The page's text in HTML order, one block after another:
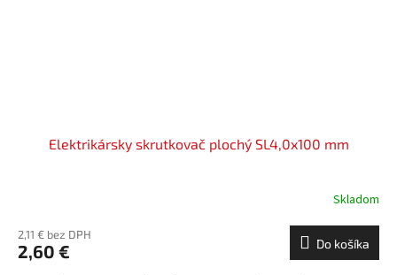
Elektrikársky skrutkovač plochý SL4,0x100 mm
Skladom
2,11 € bez DPH
2,60 € Do košíka